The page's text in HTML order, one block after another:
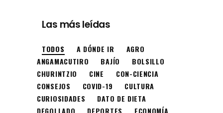
Las más leídas
TODOS A DÓNDE IR
AGRO
ANGAMACUTIRO
BAJÍO
BOLSILLO
CHURINTZIO
CINE
CON-CIENCIA
CONSEJOS
COVID-19
CULTURA
CURIOSIDADES
DATO DE DIETA
DEGOLLADO
DEPORTES ECONOMÍA